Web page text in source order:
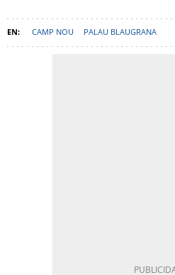
CAMP NOU PALAU BLAUGRANA